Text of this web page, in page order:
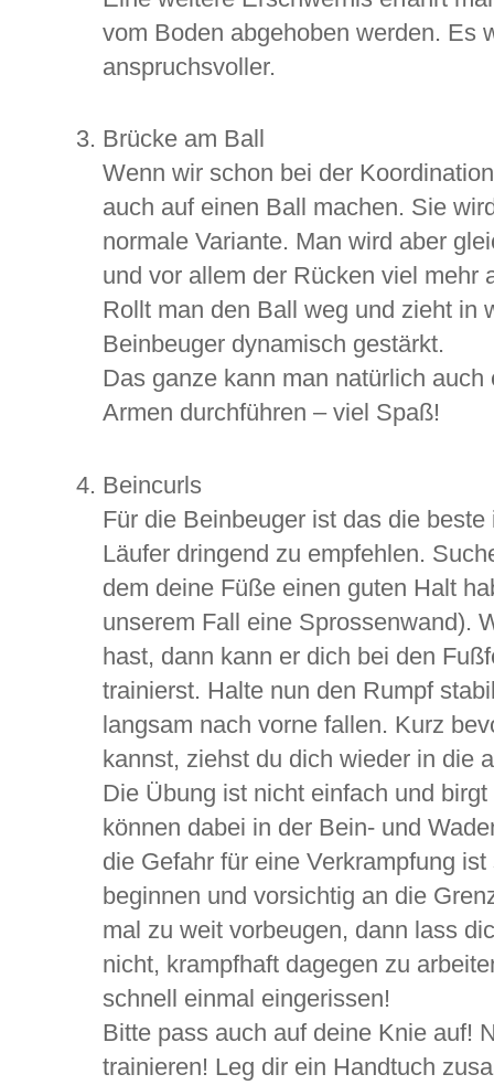
vom Boden abgehoben werden. Es
anspruchsvoller.
Brücke am Ball
Wenn wir schon bei der
auch auf einen Ball machen. Sie
normale Variante. Man wird aber
und vor allem der Rücken viel mehr
Rollt man den Ball weg und zieht in
Beinbeuger dynamisch gestärkt.
Das ganze kann man natürlich
Armen durchführen – viel Spaß!
Beincurls
Für die Beinbeuger ist das die
Läufer dringend zu empfehlen.
dem deine Füße einen guten Halt
unserem Fall eine Sprossenwand).
hast, dann kann er dich bei den
trainierst. Halte nun den Rumpf
langsam nach vorne fallen. Kurz
kannst, ziehst du dich wieder in die
Die Übung ist nicht einfach und
können dabei in der Bein- und
die Gefahr für eine Verkrampfung
beginnen und vorsichtig an die
mal zu weit vorbeugen, dann lass
nicht, krampfhaft dagegen zu
schnell einmal eingerissen!
Bitte pass auch auf deine Knie auf!
trainieren! Leg dir ein Handtuch